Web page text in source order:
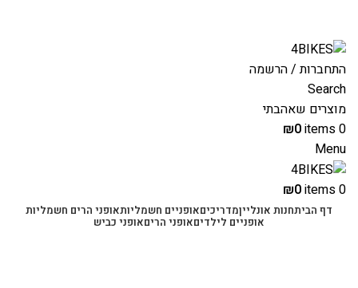
התחברות / הרשמה
Search
מוצרים שאהבתי
0
items
₪0
Menu
0
items
₪0
דף הביתחנות אונלייןמדריכיםאופניים חשמליותאופני הרים חשמליות
אופניים לילדיםאופני הריםאופני כביש